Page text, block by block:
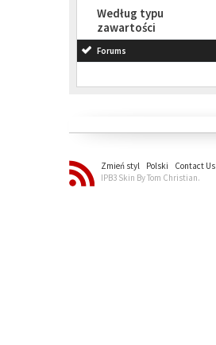
Według typu
zawartości
Forums
Zmień styl Polski Contact Us
IPB3 Skin By Tom Christian.